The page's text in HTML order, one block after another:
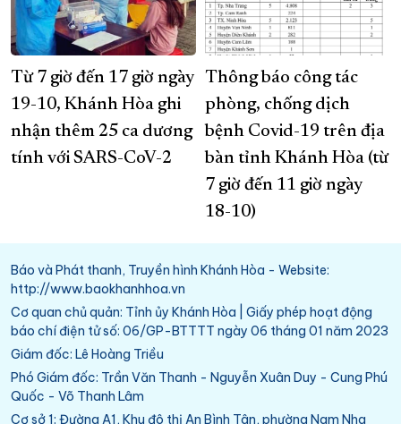
Từ 7 giờ đến 17 giờ ngày
19-10, Khánh Hòa ghi
nhận thêm 25 ca dương
tính với SARS-CoV-2
Thông báo công tác
phòng, chống dịch
bệnh Covid-19 trên địa
bàn tỉnh Khánh Hòa (từ
7 giờ đến 11 giờ ngày
18-10)
Báo và Phát thanh, Truyền hình Khánh Hòa - Website:
http://www.baokhanhhoa.vn
Cơ quan chủ quản: Tỉnh ủy Khánh Hòa | Giấy phép hoạt động
báo chí điện tử số: 06/GP-BTTTT ngày 06 tháng 01 năm 2023
Giám đốc: Lê Hoàng Triều
Phó Giám đốc: Trần Văn Thanh - Nguyễn Xuân Duy - Cung Phú
Quốc - Võ Thanh Lâm
Cơ sở 1: Đường A1, Khu đô thị An Bình Tân, phường Nam Nha